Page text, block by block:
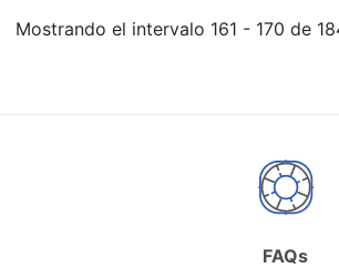
Mostrando el intervalo 161 - 170 de
FAQs